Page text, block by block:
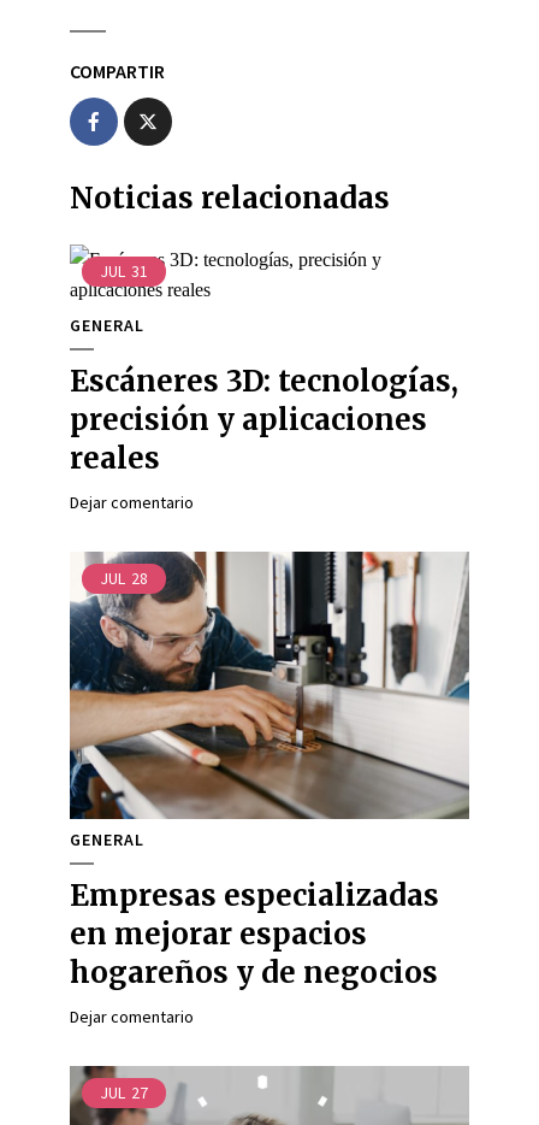
COMPARTIR
Noticias relacionadas
JUL 31
GENERAL
Escáneres 3D: tecnologías,
precisión y aplicaciones
reales
Dejar comentario
JUL 28
GENERAL
Empresas especializadas
en mejorar espacios
hogareños y de negocios
Dejar comentario
JUL 27